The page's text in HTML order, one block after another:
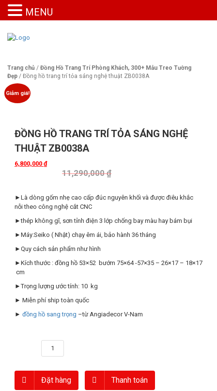
Trang chủ / Đồng Hồ Trang Trí Phòng Khách, 300+ Mẫu Treo Tường
Đẹp / Đồng hồ trang trí tỏa sáng nghệ thuật ZB0038A
Giảm giá!
ĐỒNG HỒ TRANG TRÍ TỎA SÁNG NGHỆ
THUẬT ZB0038A
11,290,000₫
6,800,000 ₫
►Là dòng gốm nhẹ cao cấp đúc nguyên khối và được điêu khắc
nỗi theo công nghệ cắt CNC
►thép không gĩ, sơn tỉnh điện 3 lớp chống bay màu hay bám bụi
►Máy:Seiko ( Nhật) chạy êm ái, bảo hành 36 tháng
►Quy cách sản phẩm như hình
►Kích thước : đồng hồ 53×52 bướm 75×64 -57×35 – 26×17 – 18×17
cm
►Trọng lượng ước tính: 10 kg
► Miễn phí ship toàn quốc
► đồng hồ sang trọng –từ Angiadecor V-Nam
Đặt hàng Thanh toán
MENU